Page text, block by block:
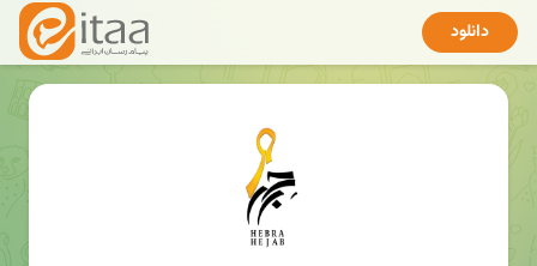
دانلود